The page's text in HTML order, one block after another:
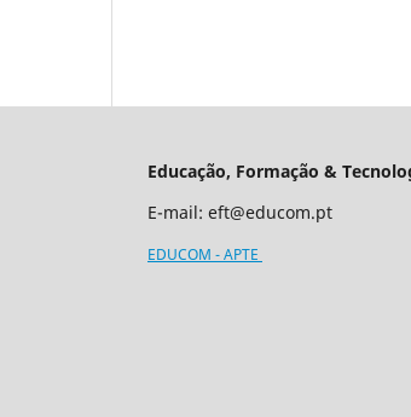
Educação, Formação &
E-mail: eft@educom.pt
EDUCOM - APTE